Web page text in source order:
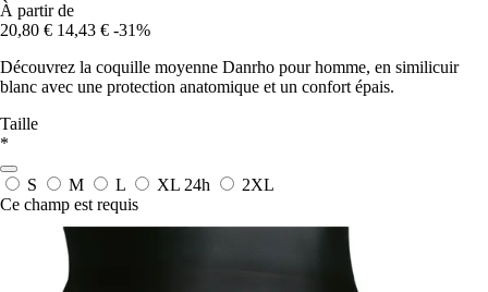
À partir de
20,80 € 14,43 € -31%
Découvrez la coquille moyenne Danrho pour homme, en similicuir
blanc avec une protection anatomique et un confort épais.
Taille
*
S M L XL 24h
2XL
Ce champ est requis